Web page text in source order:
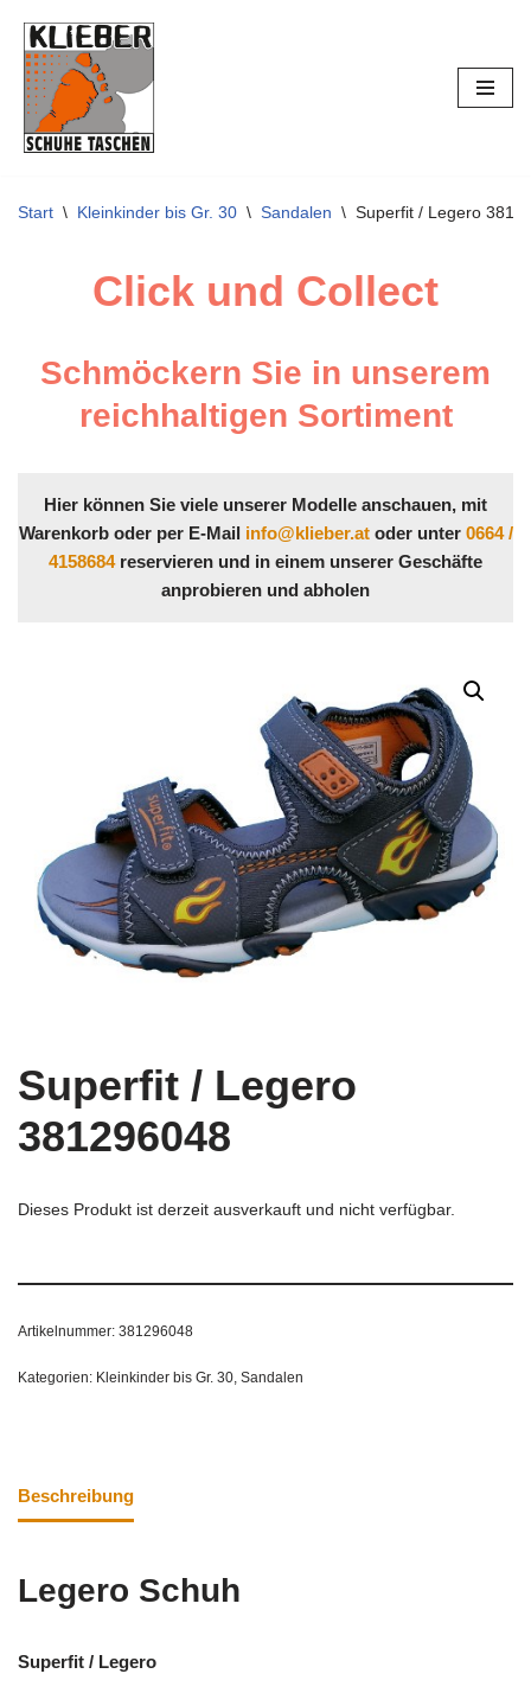
Zum
Inhalt
springen
Start \ Kleinkinder bis Gr. 30 \ Sandalen \ Superfit / Legero
Click und Collect
Schmöckern Sie in unserem
reichhaltigen Sortiment
Hier können Sie viele unserer Modelle anschauen, mit
Warenkorb oder per E-Mail info@klieber.atoder unter 0664 /
4158684reservieren und in einem unserer Geschäfte
anprobieren und abholen
Superfit / Legero
381296048
Dieses Produkt ist derzeit ausverkauft und nicht verfügbar.
Artikelnummer: 381296048
Kategorien: Kleinkinder bis Gr. 30, Sandalen
Beschreibung
Legero Schuh
Superfit / Legero